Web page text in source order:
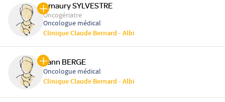
Amaury SYLVESTRE
Oncogériatre
Oncologue médical
Clinique Claude Bernard - Albi
Yann BERGE
Oncologue médical
Clinique Claude Bernard - Albi